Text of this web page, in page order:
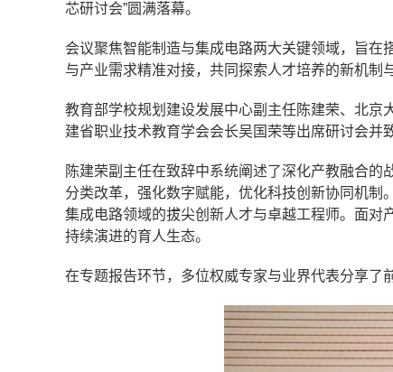
芯研讨会”圆满落幕。
会议聚焦智能制造与集成电路两大关键领域，旨在
与产业需求精准对接，共同探索人才培养的新机制
教育部学校规划建设发展中心副主任陈建荣、北京
建省职业技术教育学会会长吴国荣等出席研讨会并
陈建荣副主任在致辞中系统阐述了深化产教融合
分类改革，强化数字赋能，优化科技创新协同机
集成电路领域的拔尖创新人才与卓越工程师。面对
持续演进的育人生态。
在专题报告环节，多位权威专家与业界代表分享了